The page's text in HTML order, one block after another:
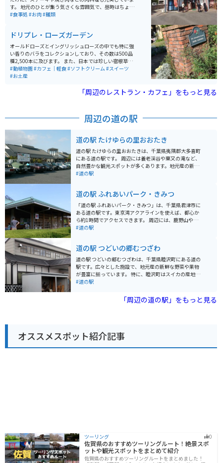
す。 地元のひとが集う気さくな雰囲気で、昼時はちょっ
と混みます。子連れで訪れる家族なども多く、店内は賑
#食事処 #お肉#麺類
ドリプレ・ローズガーデン
オールドローズとイングリッシュローズの中でも特に強
い香りのバラをコレクションしており、その数は500品
種2,500本に及びます。 また、日本では珍しい宿根草も
あちこちに咲いています。元々この土地に植わっていた
大きくて見事な樹木を活かしたガーデン造りにも注目で
然のバラから作られた香水の香りが漂うお食事＆お飲み
物の図書館カフェもあり、庭園を眺めながらゆったりと
#動植物園#カフェ｜軽食#ソフトクリーム #スイーツ
#お土産
「周辺のレストラン・カフェ」をもっと見る
周辺の道の駅
道の駅 たけゆらの里おおたき
道の駅 たけゆらの里おおたきは、千葉県夷隅郡大多喜町
にある道の駅です。 周辺には養老渓谷や粟又の滝など、
自然豊かな観光スポットが多くあります。地元産の新鮮
な野菜や果物が並ぶ農産物直売所や、大多喜町の名産品
す。養老渓谷周辺はワインディングロードも続くので、
ツーリングにも最適なエリアです。 春にはたけのこ、秋
には栗など、四季折々の味覚も楽しむことができます。
また、大多喜町は「いすみ鉄道」も有名なので、合わせ
て観光するのもおすすめです。
#道の駅
道の駅 ふれあいパーク・きみつ
「道の駅 ふれあいパーク・きみつ」は、千葉県君津市に
ある道の駅です。東京湾アクアラインを使えば、都心か
ら約1時間でアクセスできます。 周辺には、鹿野山やマ
ザー牧場、濃溝の滝など、自然豊かな観光スポットがた
道の駅には、地元の新鮮な農産物が販売されているほ
か、レストランでは君津産の食材を使った料理を楽しむ
ことができます。名物は、竹炭を使った真っ黒なソフト
クリーム「竹炭ソフト」です。 また、併設されている
「君津ふるさと物産館」では、君津市や周辺地域の特産
品を販売しています。
#道の駅
道の駅 つどいの郷むつざわ
道の駅 つどいの郷むつざわは、千葉県睦沢町にある道の
駅です。広々とした施設で、地元産の新鮮な野菜や果物
が豊富に揃っています。 特に、睦沢町はスイカの産地と
して知られており、夏には採れたての甘いスイカが店頭
場があるので安心です。道の駅周辺には、田園風景が広
#道の駅
「周辺の道の駅」をもっと見る
オススメスポット紹介記事
ツーリング 0
佐賀県のおすすめツーリングルート！絶景スポ
ットや観光スポットをまとめて紹介
佐賀県のおすすめツーリングルートをまとめました！